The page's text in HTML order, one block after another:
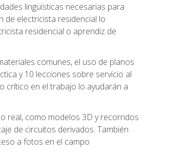
lingüísticas necesarias para
de electricista residencial lo
residencial o aprendiz de
comunes, el uso de planos
y 10 lecciones sobre servicio al
crítico en el trabajo lo ayudarán a
real, como modelos 3D y recorridos
de circuitos derivados. También
a fotos en el campo